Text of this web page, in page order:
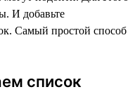
И добавьте
Самый простой способ
список